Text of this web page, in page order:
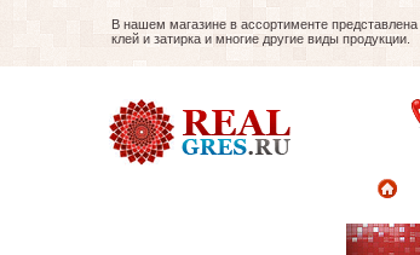
В нашем магазине в ассортименте
клей и затирка и многие другие виды продукции.